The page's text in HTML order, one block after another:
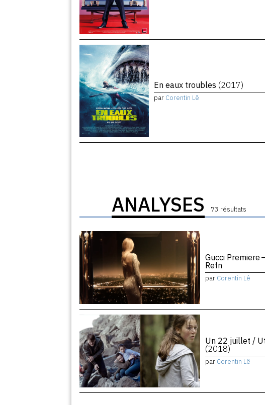
En eaux troubles (2017)
par Corentin Lê
ANALYSES 73 résultats
Gucci Premiere
Refn
par Corentin Lê
Un 22 juillet /
(2018)
par Corentin Lê